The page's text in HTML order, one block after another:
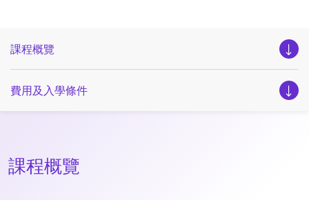
課程概覽
費用及入學條件
課程概覽